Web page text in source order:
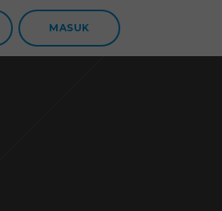
MASUK